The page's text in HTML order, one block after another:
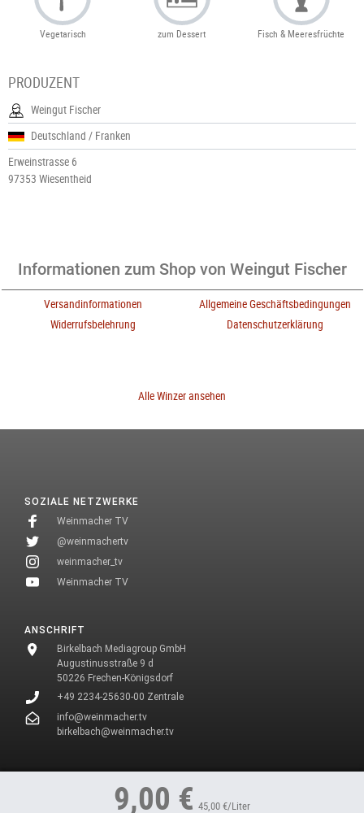
9,00 € 45,00 €/Liter
Vegetarisch zum Dessert Fisch & Meeresfrüchte
PRODUZENT
Weingut Fischer
Deutschland / Franken
Erweinstrasse 6
97353 Wiesentheid
Informationen zum Shop von Weingut Fischer
Versandinformationen
Allgemeine Geschäftsbedingungen
Widerrufsbelehrung
Datenschutzerklärung
Alle Winzer ansehen
ANSCHRIFT
Birkelbach Mediagroup GmbH
Augustinusstraße 9 d
50226 Frechen-Königsdorf
+49 2234-25630-00 Zentrale
info@weinmacher.tv
birkelbach@weinmacher.tv
Personenbezeichnungen die männliche Form.
SOZIALE NETZWERKE
Weinmacher TV
@weinmachertv
weinmacher_tv
Weinmacher TV